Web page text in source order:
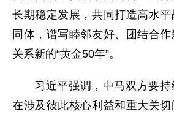
长期稳定发展，共同打造高水
同体，谱写睦邻友好、团结合
关系新的“黄金50年”。
习近平强调，中马双方要持
在涉及彼此核心利益和重大关切